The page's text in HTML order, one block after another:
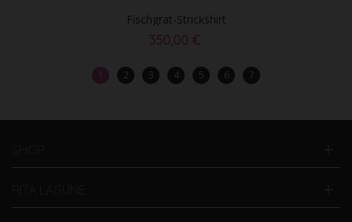
Fischgrat-Strickshirt
350,00 €
2 3 4 5 6 7